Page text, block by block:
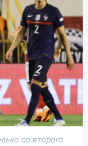
со второго